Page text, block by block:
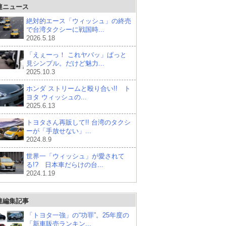
ニュース
絶対的エース「ウィッシュ」の終売
で台湾タクシーに戦国時...
2026.5.18
「えぇーっ！ これヤバッ」ぱっと
見シンプル。だけど魅力...
2025.10.3
ホンダ ストリームと殴り合い!! ト
ヨタ ウィッシュの...
2025.6.13
トヨタさん再販して!! 台湾のタクシ
ーが「手放せない」...
2024.8.9
世界一「ウィッシュ」が愛されて
る!? 日本車だらけの台...
2024.1.19
編集記事
「トヨタ一強」の“功罪”。25年度の
「新車販売ランキン...